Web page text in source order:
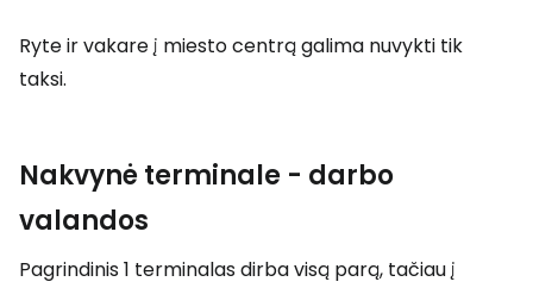
Ryte ir vakare į miesto centrą galima nuvykti tik
taksi.
Nakvynė terminale - darbo
valandos
Pagrindinis 1 terminalas dirba visą parą, tačiau į